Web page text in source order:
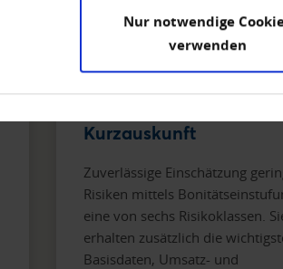
Nur notwendige
verwenden
Kurzauskunft
Zuverlässige Einschätzung
Risiken mittels
eine von sechs Risikoklassen.
erhalten zusätzlich die
Basisdaten, Umsatz- und